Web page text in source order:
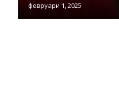
февруари 1, 2025